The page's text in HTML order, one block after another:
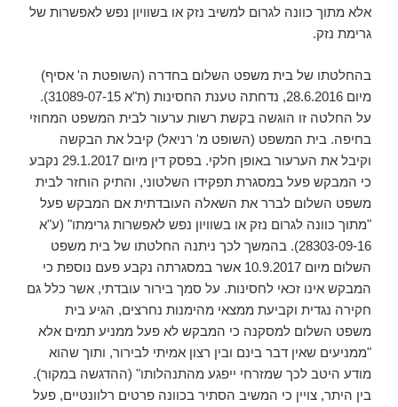
אלא מתוך כוונה לגרום למשיב נזק או בשוויון נפש לאפשרות של
גרימת נזק.
בהחלטתו של בית משפט השלום בחדרה (השופטת ה' אסיף)
מיום 28.6.2016, נדחתה טענת החסינות (ת"א 31089-07-15).
על החלטה זו הוגשה בקשת רשות ערעור לבית המשפט המחוזי
בחיפה. בית המשפט (השופט מ' רניאל) קיבל את הבקשה
וקיבל את הערעור באופן חלקי. בפסק דין מיום 29.1.2017 נקבע
כי המבקש פעל במסגרת תפקידו השלטוני, והתיק הוחזר לבית
משפט השלום לברר את השאלה העובדתית אם המבקש פעל
"מתוך כוונה לגרום נזק או בשוויון נפש לאפשרות גרימתו" (ע"א
28303-09-16). בהמשך לכך ניתנה החלטתו של בית משפט
השלום מיום 10.9.2017 אשר במסגרתה נקבע פעם נוספת כי
המבקש אינו זכאי לחסינות. על סמך בירור עובדתי, אשר כלל גם
חקירה נגדית וקביעת ממצאי מהימנות נחרצים, הגיע בית
משפט השלום למסקנה כי המבקש לא פעל ממניע תמים אלא
"ממניעים שאין דבר בינם ובין רצון אמיתי לבירור, ותוך שהוא
מודע היטב לכך שמזרחי ייפגע מהתנהלותו" (ההדגשה במקור).
בין היתר, צויין כי המשיב הסתיר בכוונה פרטים רלוונטיים, פעל